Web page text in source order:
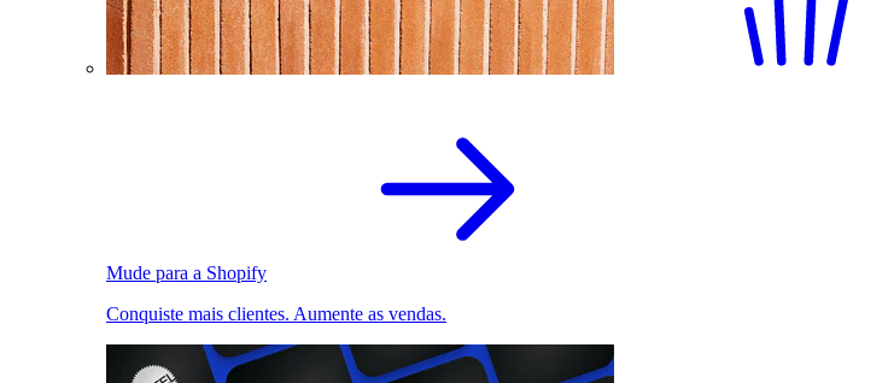
Mude para a Shopify
Conquiste mais clientes. Aumente as vendas.